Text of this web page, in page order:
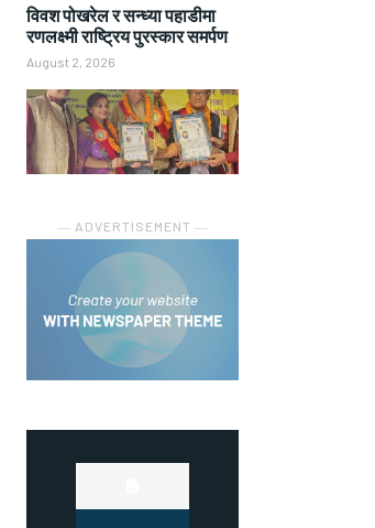
विवश पोखरेल र सन्ध्या पहाडीमा
रणलक्ष्मी राष्ट्रिय पुरस्कार समर्पण
August 2, 2026
― ADVERTISEMENT ―